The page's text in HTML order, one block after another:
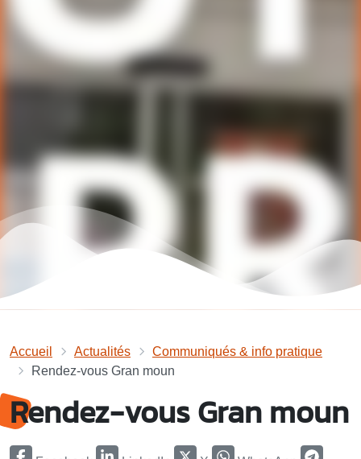
Accueil Actualités
Communiqués & info pratique
Rendez-vous Gran moun
Rendez-vous Gran moun